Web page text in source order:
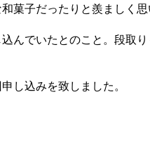
菓子だったりと羨ましく思
んでいたとのこと。段取り
し込みを致しました。